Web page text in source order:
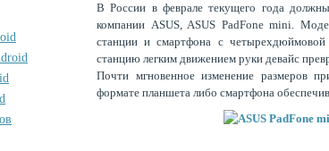
В России в феврале текущего года
компании ASUS, ASUS PadFone mini.
станции и смартфона с
станцию легким движением руки девайс
Почти мгновенное изменение размеров
формате планшета либо смартфона